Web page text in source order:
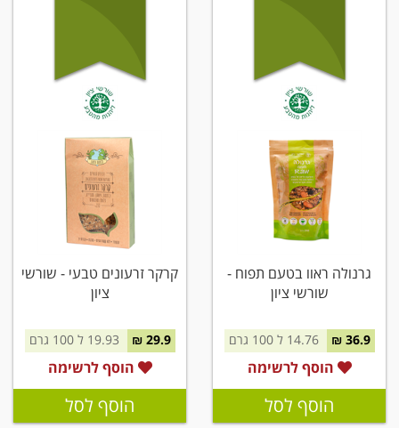
גרנולה ראוו בטעם תפוח -
שורשי ציון
36.9 ₪ 14.76 ל 100 גרם
הוסף לרשימה
הוסף לסל
קרקר זרעונים טבעי - שורשי
ציון
29.9 ₪
הוסף לרשימה
הוסף לסל